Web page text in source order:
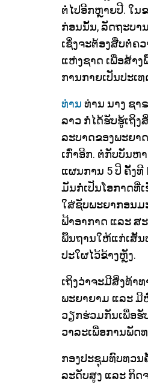
ຕໍ່ໄປອີກຫຼາຍປີ. ໃນ
ກ່ອນນັ້ນ, ລັດຖະບ
ເຊິ່ງຈະຕ້ອງສືບຕໍ່ຄ
ແຫ່ງຊາດ ເພື່ອສ້າ
ການກາຍເປັນປະເ
ທ່ານ ທ່ານ ນາງ ຊາ
ລາວ ກໍ່ໄດ້ຮັບຮູ້ເຖິ
ລະບາດຂອງພະຍາ
ເກົ່າອີກ. ຕໍ່ກັບບັນຫ
ແຜນການ 5 ປິ ຄັ້ງ
ມັນກໍ່ເປັນໂອກາດທີ່
ໃສ່ຊັບພະຍາກອນມ
ຟ້າອາກາດ ແລະ ສ
ພື້ນຖານໃຫ້ແກ່ເສັ້ນ
ປະໃຜໄວ້ຂ້າງຫຼັງ.
ເຖິງວ່າຈະມີສິ່ງທ້າ
ພະຍາຍາມ ແລະ ມີ
ວຽກຮ່ວມກັນເພື່ອຮັ
ວາລະເພື່ອການພັດ
ກອງປະຊຸມທົບທວ
ລະດັບສູງ ແລະ ກິດ